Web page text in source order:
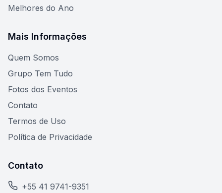
Melhores do Ano
Mais Informações
Quem Somos
Grupo Tem Tudo
Fotos dos Eventos
Contato
Termos de Uso
Política de Privacidade
Contato
+55 41 9741-9351